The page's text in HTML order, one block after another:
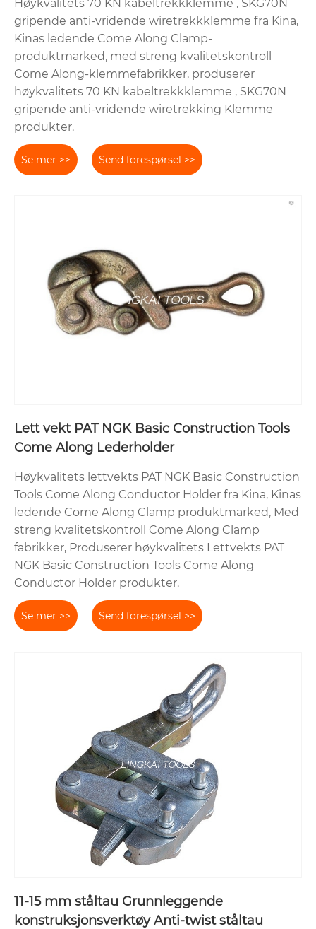
Høykvalitets 70 KN kabeltrekkklemme , SKG70N
gripende anti-vridende wiretrekkklemme fra Kina,
Kinas ledende Come Along Clamp-
produktmarked, med streng kvalitetskontroll
Come Along-klemmefabrikker, produserer
høykvalitets 70 KN kabeltrekkklemme , SKG70N
gripende anti-vridende wiretrekking Klemme
produkter.
Se mer >> Send forespørsel >>
Lett vekt PAT NGK Basic Construction Tools
Come Along Lederholder
Høykvalitets lettvekts PAT NGK Basic Construction
Tools Come Along Conductor Holder fra Kina, Kinas
ledende Come Along Clamp produktmarked, Med
streng kvalitetskontroll Come Along Clamp
fabrikker, Produserer høykvalitets Lettvekts PAT
NGK Basic Construction Tools Come Along
Conductor Holder produkter.
Se mer >> Send forespørsel >>
11-15 mm ståltau Grunnleggende
konstruksjonsverktøy Anti-twist ståltau